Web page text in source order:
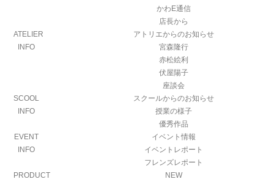
かわE通信
店長から
ATELIER
INFO
アトリエからのお知らせ
宮森隆行
赤松絵利
伏屋陽子
座談会
SCOOL
INFO
スクールからのお知らせ
授業の様子
優秀作品
EVENT
INFO
イベント情報
イベントレポート
フレンズレポート
PRODUCT
NEW